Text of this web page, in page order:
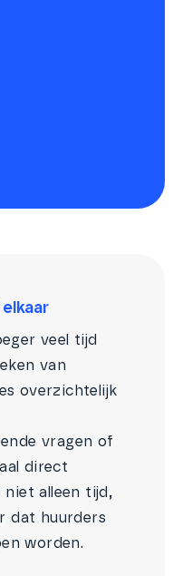
veel tijd
van
overzichtelijk
vragen of
direct
niet alleen tijd,
dat huurders
worden.